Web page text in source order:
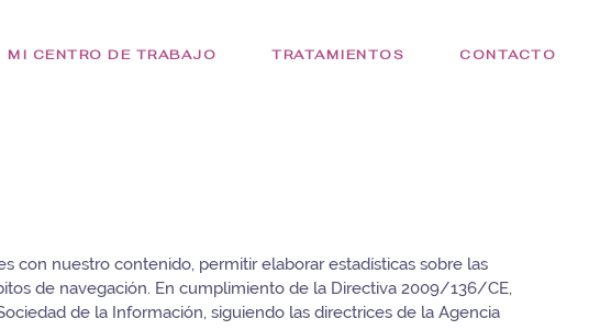
MI CENTRO DE TRABAJO TRATAMIENTOS CONTACTO
con nuestro contenido, permitir elaborar estadísticas sobre las
de navegación. En cumplimiento de la Directiva 2009/136/CE,
de la Información, siguiendo las directrices de la Agencia